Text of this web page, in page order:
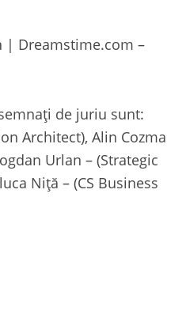
| Dreamstime.com –
de juriu sunt:
Architect), Alin Cozma
Urlan – (Strategic
Niţă – (CS Business